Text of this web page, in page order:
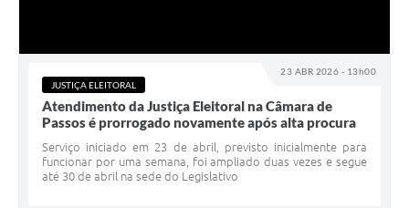
23 ABR 2026 - 13h00
JUSTIÇA ELEITORAL
Atendimento da Justiça Eleitoral na Câmara de
Passos é prorrogado novamente após alta procura
Serviço iniciado em 23 de abril, previsto inicialmente para
funcionar por uma semana, foi ampliado duas vezes e segue
até 30 de abril na sede do Legislativo